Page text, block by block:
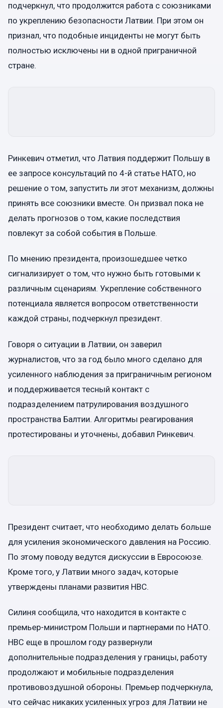
подчеркнул, что продолжится работа с союзниками
по укреплению безопасности Латвии. При этом он
признал, что подобные инциденты не могут быть
полностью исключены ни в одной приграничной
стране.
Ринкевич отметил, что Латвия поддержит Польшу в
ее запросе консультаций по 4-й статье НАТО, но
решение о том, запустить ли этот механизм, должны
принять все союзники вместе. Он призвал пока не
делать прогнозов о том, какие последствия
повлекут за собой события в Польше.
По мнению президента, произошедшее четко
сигнализирует о том, что нужно быть готовыми к
различным сценариям. Укрепление собственного
потенциала является вопросом ответственности
каждой страны, подчеркнул президент.
Говоря о ситуации в Латвии, он заверил
журналистов, что за год было много сделано для
усиленного наблюдения за приграничным регионом
и поддерживается тесный контакт с
подразделением патрулирования воздушного
пространства Балтии. Алгоритмы реагирования
протестированы и уточнены, добавил Ринкевич.
Президент считает, что необходимо делать больше
для усиления экономического давления на Россию.
По этому поводу ведутся дискуссии в Евросоюзе.
Кроме того, у Латвии много задач, которые
утверждены планами развития НВС.
Силиня сообщила, что находится в контакте с
премьер-министром Польши и партнерами по НАТО.
НВС еще в прошлом году развернули
дополнительные подразделения у границы, работу
продолжают и мобильные подразделения
противовоздушной обороны. Премьер подчеркнула,
что сейчас никаких усиленных угроз для Латвии не